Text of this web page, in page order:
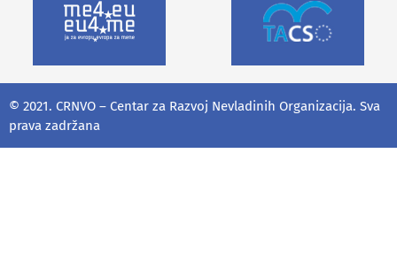
© 2021. CRNVO – Centar za Razvoj Nevladinih Organizacija. Sva
prava zadržana